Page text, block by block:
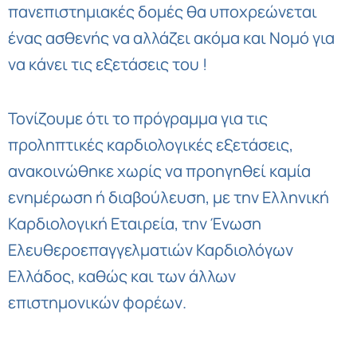
πανεπιστημιακές δομές θα υποχρεώνεται
ένας ασθενής να αλλάζει ακόμα και Νομό για
να κάνει τις εξετάσεις του !
Τονίζουμε ότι το πρόγραμμα για τις
προληπτικές καρδιολογικές εξετάσεις,
ανακοινώθηκε χωρίς να προηγηθεί καμία
ενημέρωση ή διαβούλευση, με την Ελληνική
Καρδιολογική Εταιρεία, την Ένωση
Ελευθεροεπαγγελματιών Καρδιολόγων
Ελλάδος, καθώς και των άλλων
επιστημονικών φορέων.